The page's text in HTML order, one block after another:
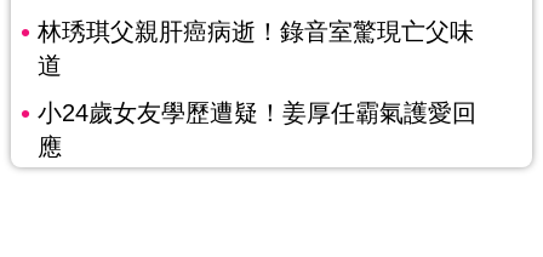
林琇琪父親肝癌病逝！錄音室驚現亡父味
道
小24歲女友學歷遭疑！姜厚任霸氣護愛回
應